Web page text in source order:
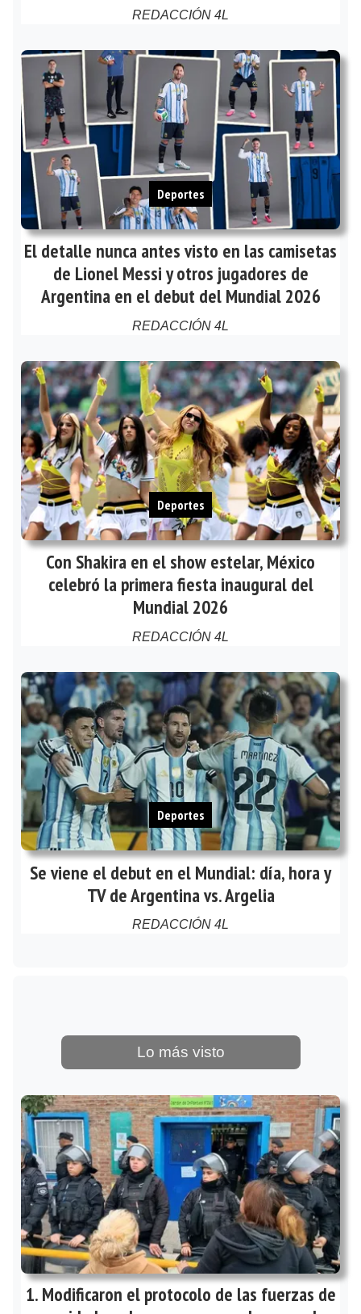
REDACCIÓN 4L
El detalle nunca antes visto en las camisetas
de Lionel Messi y otros jugadores de
Argentina en el debut del Mundial 2026
REDACCIÓN 4L
Deportes
Con Shakira en el show estelar, México
celebró la primera fiesta inaugural del
Mundial 2026
REDACCIÓN 4L
Deportes
Se viene el debut en el Mundial: día, hora y
TV de Argentina vs. Argelia
REDACCIÓN 4L
Deportes
Lo más visto
Modificaron el protocolo de las fuerzas de